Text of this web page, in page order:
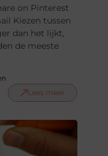
on Pinterest
Kiezen tussen
dan het lijkt,
de meeste
Lees meer